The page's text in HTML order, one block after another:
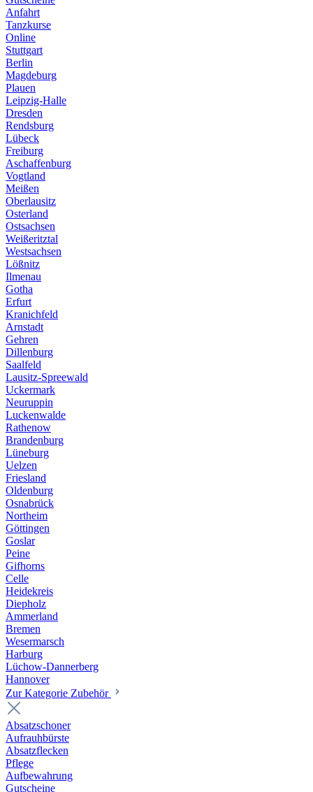
Anfahrt
Tanzkurse
Online
Stuttgart
Berlin
Magdeburg
Plauen
Leipzig-Halle
Dresden
Rendsburg
Lübeck
Freiburg
Aschaffenburg
Vogtland
Meißen
Oberlausitz
Osterland
Ostsachsen
Weißeritztal
Westsachsen
Lößnitz
Ilmenau
Gotha
Erfurt
Kranichfeld
Arnstadt
Gehren
Dillenburg
Saalfeld
Lausitz-Spreewald
Uckermark
Neuruppin
Luckenwalde
Rathenow
Brandenburg
Lüneburg
Uelzen
Friesland
Oldenburg
Osnabrück
Northeim
Göttingen
Goslar
Peine
Gifhorns
Celle
Heidekreis
Diepholz
Ammerland
Bremen
Wesermarsch
Harburg
Lüchow-Dannerberg
Hannover
Zur Kategorie Zubehör
Absatzschoner
Aufrauhbürste
Absatzflecken
Pflege
Aufbewahrung
Gutscheine